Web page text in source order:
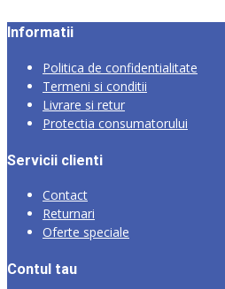
Informatii
Politica de confidentialitate
Termeni si conditii
Livrare si retur
Protectia consumatorului
Servicii clienti
Contact
Returnari
Oferte speciale
Contul tau